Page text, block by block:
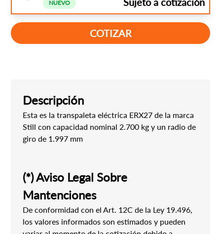
NUEVO
COTIZAR
Descripción
Esta es la transpaleta eléctrica ERX27 de la marca
Still con capacidad nominal 2.700 kg y un radio de
giro de 1.997 mm
(*) Aviso Legal Sobre
Mantenciones
De conformidad con el Art. 12C de la Ley 19.496,
los valores informados son estimados y pueden